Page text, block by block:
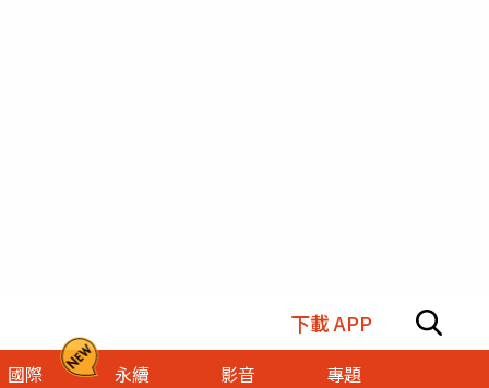
下載 APP
國際 永續 影音 專題